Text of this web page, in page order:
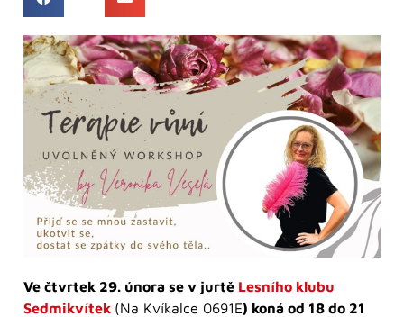
Ve čtvrtek 29. února se v jurtě Lesního klubu
Sedmikvítek (Na Kvíkalce 0691E) koná od 18 do 21